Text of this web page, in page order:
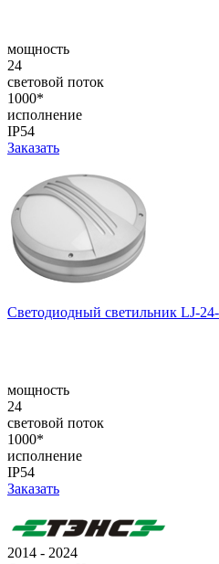
мощность
24
световой поток
1000*
исполнение
IP54
Заказать
Светодиодный светильник LJ-
мощность
24
световой поток
1000*
исполнение
IP54
Заказать
2014 - 2024